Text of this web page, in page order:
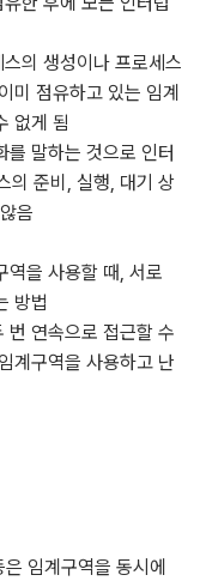
의 생성이나 프로세스
미 점유하고 있는 임계
없게 됨
를 말하는 것으로 인터
의 준비, 실행, 대기 상
음
역을 사용할 때, 서로
방법
번 연속으로 접근할 수
계구역을 사용하고 난
임계구역을 동시에